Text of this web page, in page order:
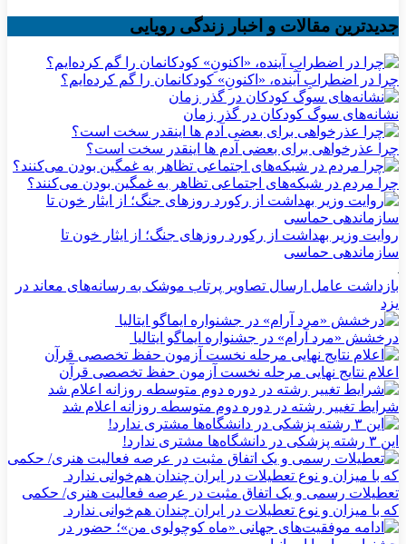
جدیدترین مقالات و اخبار زندگی رویایی
چرا در اضطرابِ آینده، «اکنونِ» کودکانمان را گم کرده‌ایم؟
نشانه‌های سوگ کودکان در گذر زمان
چرا عذرخواهی برای بعضی آدم ها اینقدر سخت است؟
چرا مردم در شبکه‌های اجتماعی تظاهر به غمگین بودن می‌کنند؟
روایت وزیر بهداشت از رکورد روزهای جنگ؛ از ایثار خون تا
سازماندهی حماسی
بازداشت عامل ارسال تصاویر پرتاب موشک به رسانه‌های معاند در
یزد
درخشش «مرد آرام» در جشنواره ایماگو ایتالیا
اعلام نتایج نهایی مرحله نخست آزمون حفظ تخصصی قرآن
شرایط تغییر رشته در دوره دوم متوسطه روزانه اعلام شد
این ۳ رشته پزشکی در دانشگاه‌ها مشتری ندارد!
تعطیلات رسمی و یک اتفاق مثبت در عرصه فعالیت هنری/ حکمی
که با میزان و نوع تعطیلات در ایران چندان هم‌خوانی ندارد